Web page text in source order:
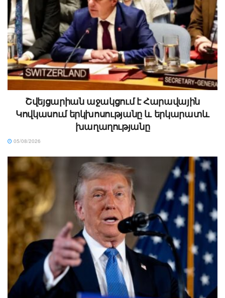
Շվեյցարիան աջակցում է Հարավային
Կովկասում երկխոսությանը և երկարատև
խաղաղությանը
05/08/2026